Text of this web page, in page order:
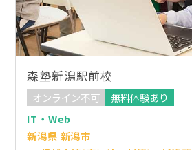
森塾新潟駅前校
オンライン不可
無料体験あり
IT・Web
新潟県 新潟市